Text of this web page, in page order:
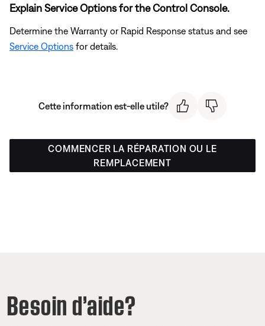
Explain Service Options for the Control Console.
Determine the Warranty or Rapid Response status and see
Service Options for details.
Cette information est-elle utile?
COMMENCER LA RÉPARATION OU LE
REMPLACEMENT
Besoin d’aide?